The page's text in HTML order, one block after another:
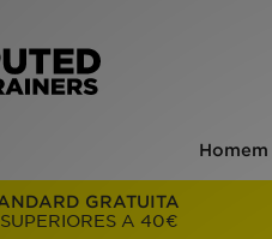
Homem
GRATUITA
A 40€